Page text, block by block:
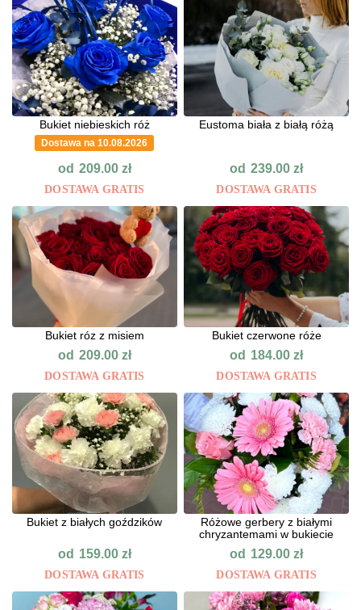
Bukiet niebieskich róż
Dostawa na 10.08.2026
od 209.00 zł
DOSTAWA GRATIS
Eustoma biała z białą różą
od 239.00zł
DOSTAWA GRATIS
Bukiet róz z misiem
od 209.00 zł
DOSTAWA GRATIS
Bukiet czerwone róże
od 184.00zł
DOSTAWA GRATIS
Bukiet z białych goździków
od 159.00 zł
DOSTAWA GRATIS
Różowe gerbery z białymi
chryzantemami w bukiecie
od 129.00zł
DOSTAWA GRATIS